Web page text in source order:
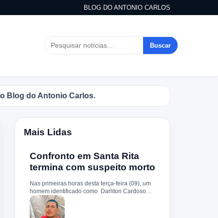
BLOG DO ANTONIO CARLOS
Buscar
Antonio Carlos.
Mais Lidas
Confronto em Santa Rita
termina com suspeito morto
Nas primeiras horas desta terça-feira (09), um
homem identificado como Darliton Cardoso
Pereira morreu após confronto com a Polícia
Militar no povoado Timbotiba, zona rural de
Santa Rita. De acordo com a PM, os policiais